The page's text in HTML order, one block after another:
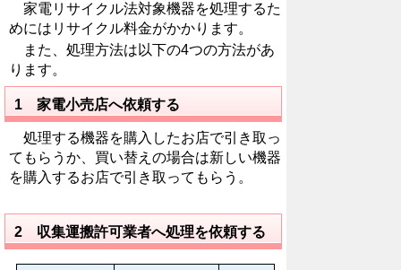
家電リサイクル法対象機器を処理するた
めにはリサイクル料金がかかります。
また、処理方法は以下の4つの方法があ
ります。
1 家電小売店へ依頼する
処理する機器を購入したお店で引き取っ
てもらうか、買い替えの場合は新しい機器
を購入するお店で引き取ってもらう。
2 収集運搬許可業者へ処理を依頼する